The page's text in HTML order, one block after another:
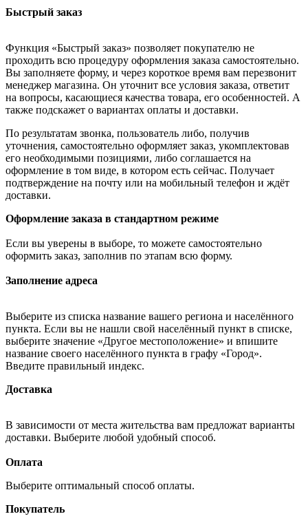
Быстрый заказ
Функция «Быстрый заказ» позволяет покупателю не
проходить всю процедуру оформления заказа самостоятельно.
Вы заполняете форму, и через короткое время вам перезвонит
менеджер магазина. Он уточнит все условия заказа, ответит
на вопросы, касающиеся качества товара, его особенностей. А
также подскажет о вариантах оплаты и доставки.
По результатам звонка, пользователь либо, получив
уточнения, самостоятельно оформляет заказ, укомплектовав
его необходимыми позициями, либо соглашается на
оформление в том виде, в котором есть сейчас. Получает
подтверждение на почту или на мобильный телефон и ждёт
доставки.
Оформление заказа в стандартном режиме
Если вы уверены в выборе, то можете самостоятельно
оформить заказ, заполнив по этапам всю форму.
Заполнение адреса
Выберите из списка название вашего региона и населённого
пункта. Если вы не нашли свой населённый пункт в списке,
выберите значение «Другое местоположение» и впишите
название своего населённого пункта в графу «Город».
Введите правильный индекс.
Доставка
В зависимости от места жительства вам предложат варианты
доставки. Выберите любой удобный способ.
Оплата
Выберите оптимальный способ оплаты.
Покупатель